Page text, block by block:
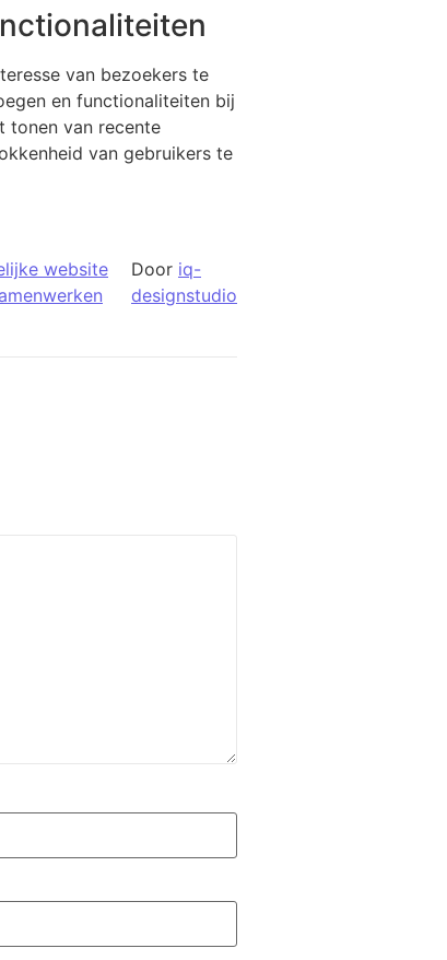
van bezoekers te
en functionaliteiten bij
tonen van recente
van gebruikers te
website
Door iq-
designstudio